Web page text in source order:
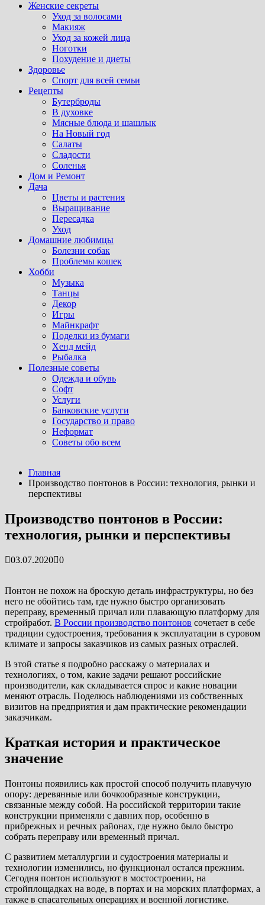
Женские секреты
Уход за волосами
Макияж
Уход за кожей лица
Ноготки
Похудение и диеты
Здоровье
Спорт для всей семьи
Рецепты
Бутерброды
В духовке
Мясные блюда и шашлык
На Новый год
Салаты
Сладости
Соленья
Дом и Ремонт
Дача
Цветы и растения
Выращивание
Пересадка
Уход
Домашние любимцы
Болезни собак
Проблемы кошек
Хобби
Музыка
Танцы
Декор
Игры
Майнкрафт
Поделки из бумаги
Хенд мейд
Рыбалка
Полезные советы
Одежда и обувь
Софт
Услуги
Банковские услуги
Государство и право
Неформат
Советы обо всем
Как построили самое высокое здание в мире: о...
07.04.2026
Где отдохнуть летом: идеи и план действий дл...
07.04.2026
07.04.2026
Главная
Производство понтонов в России: технология, рынки и
перспективы
Производство понтонов в России:
технология, рынки и перспективы
03.07.2020 0
Понтон не похож на броскую деталь инфраструктуры, но без
него не обойтись там, где нужно быстро организовать
переправу, временный причал или плавающую платформу для
стройработ. В России производство понтонов сочетает в себе
традиции судостроения, требования к эксплуатации в суровом
климате и запросы заказчиков из самых разных отраслей.
В этой статье я подробно расскажу о материалах и
технологиях, о том, какие задачи решают российские
производители, как складывается спрос и какие новации
меняют отрасль. Поделюсь наблюдениями из собственных
визитов на предприятия и дам практические рекомендации
заказчикам.
Краткая история и практическое
значение
Понтоны появились как простой способ получить плавучую
опору: деревянные или бочкообразные конструкции,
связанные между собой. На российской территории такие
конструкции применяли с давних пор, особенно в
прибрежных и речных районах, где нужно было быстро
собрать переправу или временный причал.
С развитием металлургии и судостроения материалы и
технологии изменились, но функционал остался прежним.
Сегодня понтон используют в мостостроении, на
стройплощадках на воде, в портах и на морских платформах, а
также в спасательных операциях и военной логистике.